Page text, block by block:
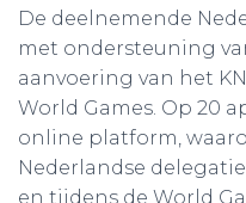
De deelnemende
met ondersteuning
aanvoering van het
World Games. Op 20
online platform,
Nederlandse
en tijdens de World